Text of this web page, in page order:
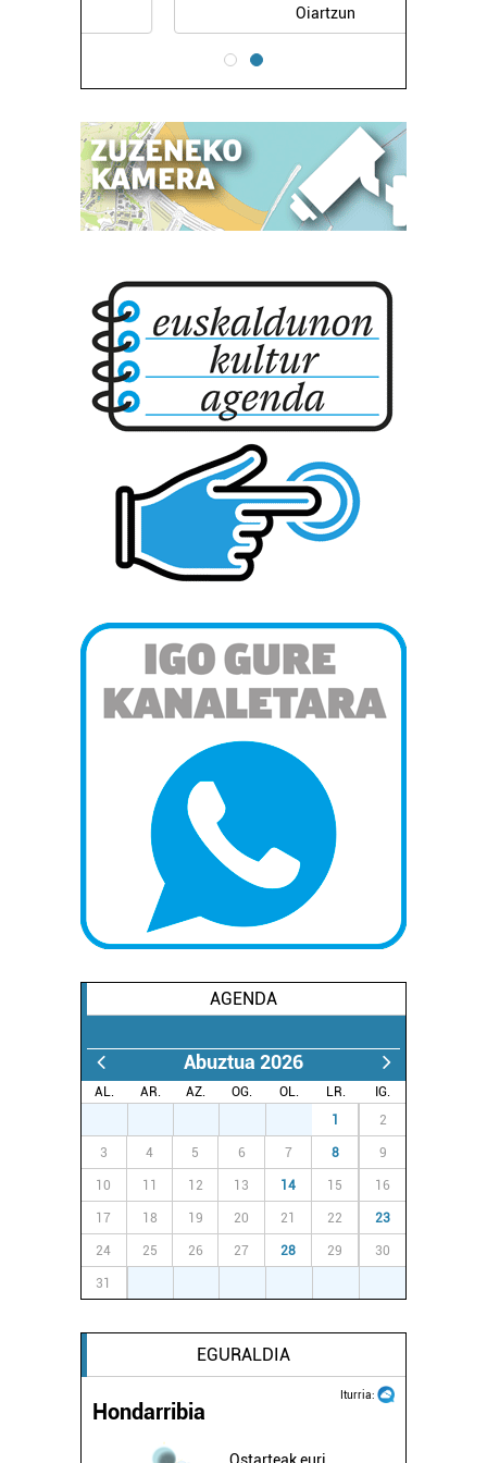
AGENDA
Abuztua 2026
AL. AR. AZ. OG. OL. LR.
IG.
1 2
3 4 5 6 7 8 9
10 11 12 13 14 15 16
17 18 19 20 21 22 23
24 25 26 27 28 29 30
31
EGURALDIA
Iturria:
Hondarribia